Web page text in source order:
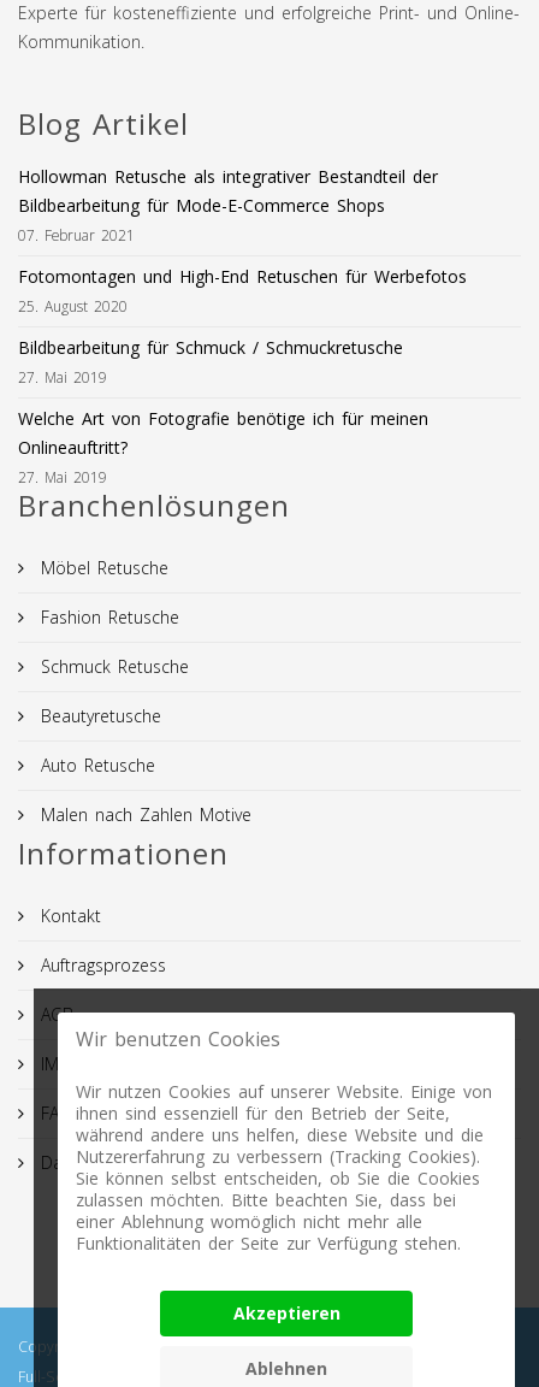
Experte für kosteneffiziente und erfolgreiche Print- und Online-
Kommunikation.
Blog Artikel
Hollowman Retusche als integrativer Bestandteil der
Bildbearbeitung für Mode-E-Commerce Shops
07. Februar 2021
Fotomontagen und High-End Retuschen für Werbefotos
25. August 2020
Bildbearbeitung für Schmuck / Schmuckretusche
27. Mai 2019
Welche Art von Fotografie benötige ich für meinen
Onlineauftritt?
27. Mai 2019
Branchenlösungen
Möbel Retusche
Fashion Retusche
Schmuck Retusche
Beautyretusche
Auto Retusche
Malen nach Zahlen Motive
Informationen
Kontakt
Auftragsprozess
AGB
IMPRESSUM
FAQ
Datenschutz
Copyright © 2026 Profimasking.de. All rights reserved. Profimasking -
Full-Service Lösungen: Bild Freisteller, Retuschen, Bildbearbeitung,
Wir benutzen Cookies
Wir nutzen Cookies auf unserer Website. Einige von
ihnen sind essenziell für den Betrieb der Seite,
während andere uns helfen, diese Website und die
Nutzererfahrung zu verbessern (Tracking Cookies).
Sie können selbst entscheiden, ob Sie die Cookies
zulassen möchten. Bitte beachten Sie, dass bei
einer Ablehnung womöglich nicht mehr alle
Funktionalitäten der Seite zur Verfügung stehen.
Akzeptieren
Ablehnen